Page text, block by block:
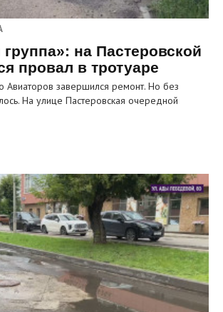
на Пастеровской
провал в тротуаре
Авиаторов завершился ремонт. Но без
На улице Пастеровская очередной